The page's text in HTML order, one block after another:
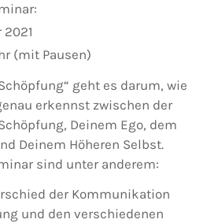
2021
(mit Pausen)
geht es darum, wie
erkennst zwischen der
Deinem Ego, dem
Deinem Höheren Selbst.
sind unter anderem:
der Kommunikation
und den verschiedenen